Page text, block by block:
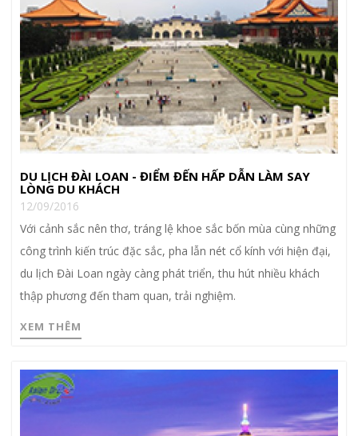
DU LỊCH ĐÀI LOAN - ĐIỂM ĐẾN HẤP DẪN LÀM SAY
LÒNG DU KHÁCH
12/09/2016
Với cảnh sắc nên thơ, tráng lệ khoe sắc bốn mùa cùng những
công trình kiến trúc đặc sắc, pha lẫn nét cổ kính với hiện đại,
du lịch Đài Loan ngày càng phát triển, thu hút nhiều khách
thập phương đến tham quan, trải nghiệm.
XEM THÊM